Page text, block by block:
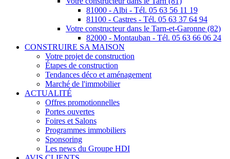
81000 - Albi - Tél. 05 63 56 11 19
81100 - Castres - Tél. 05 63 37 64 94
Votre constructeur dans le Tarn-et-Garonne (82)
82000 - Montauban - Tél. 05 63 66 06 24
CONSTRUIRE SA MAISON
Votre projet de construction
Étapes de construction
Tendances déco et aménagement
Marché de l'immobilier
ACTUALITÉ
Offres promotionnelles
Portes ouvertes
Foires et Salons
Programmes immobiliers
Sponsoring
Les news du Groupe HDI